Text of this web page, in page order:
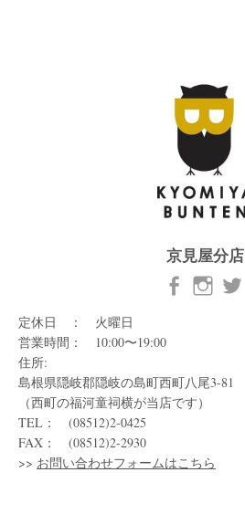
京見屋分店
定休日 ： 火曜日
営業時間： 10:00〜19:00
住所:
島根県隠岐郡隠岐の島町西町八尾3-81
（西町の福河童祠横が当店です）
TEL： (08512)2-0425
FAX： (08512)2-2930
>> お問い合わせフォームはこちら